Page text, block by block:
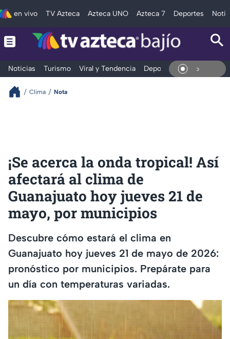
en vivo TV Azteca Azteca UNO Azteca 7 Deportes
Noticias Turismo Viral y Tendencia Deportes Espectáculos
En Vivo
Clima Nota
¡Se acerca la onda tropical! Así
afectará al clima de
Guanajuato hoy jueves 21 de
mayo, por municipios
Descubre cómo estará el clima en
Guanajuato hoy jueves 21 de mayo de 2026:
pronóstico por municipios. Prepárate para
un día con temperaturas variadas.